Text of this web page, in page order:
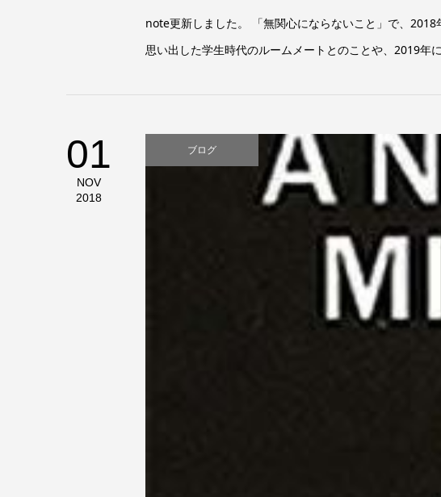
note更新しました。 「無関心にならないこと」で、
思い出した学生時代のルームメートとのことや、2019年
01
NOV
2018
ブログ